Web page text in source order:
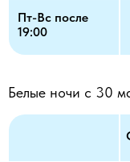
Белые ночи с 30
Пт-Вс после
19:00